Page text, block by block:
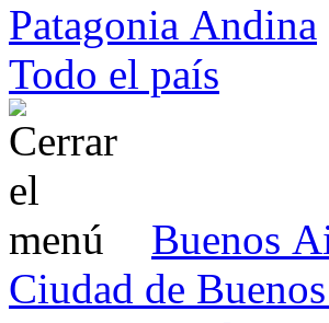
Patagonia Andina
Todo el país
Buenos
Ciudad de